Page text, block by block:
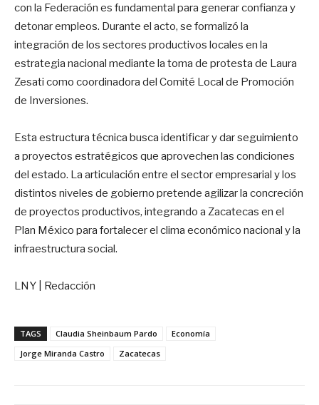
con la Federación es fundamental para generar confianza y
detonar empleos. Durante el acto, se formalizó la
integración de los sectores productivos locales en la
estrategia nacional mediante la toma de protesta de Laura
Zesati como coordinadora del Comité Local de Promoción
de Inversiones.
Esta estructura técnica busca identificar y dar seguimiento
a proyectos estratégicos que aprovechen las condiciones
del estado. La articulación entre el sector empresarial y los
distintos niveles de gobierno pretende agilizar la concreción
de proyectos productivos, integrando a Zacatecas en el
Plan México para fortalecer el clima económico nacional y la
infraestructura social.
LNY | Redacción
TAGS Claudia Sheinbaum Pardo
Economía
Jorge Miranda Castro
Zacatecas